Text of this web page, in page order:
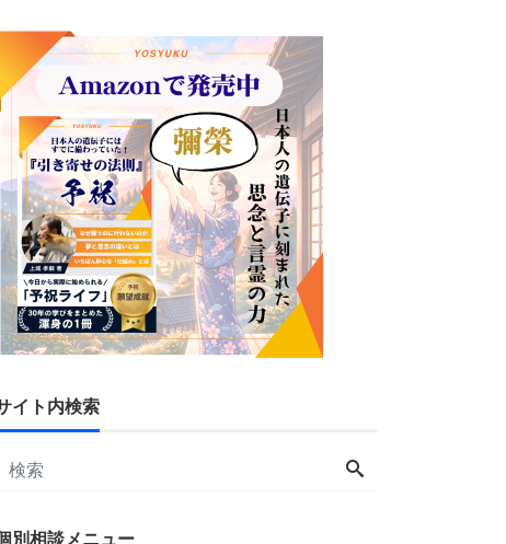
イト内検索
別相談メニュー